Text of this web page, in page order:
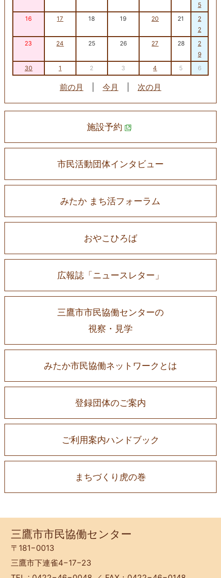
5
16
17 18 19 20 21
2
2
23
24 25 26 27 28
2
9
30
1 2 3 4 5 6
前の月 今月 次の月
施設予約
市民活動団体インタビュー
みたか まち活フォーラム
おやこひろば
広報誌「ニュースレター」
三鷹市市民協働センターの
視察・見学
みたか市民協働ネットワークとは
登録団体のご案内
ご利用案内ハンドブック
まちづくり虎の巻
三鷹市市民協働センター
〒181−0013
三鷹市下連雀4−17−23